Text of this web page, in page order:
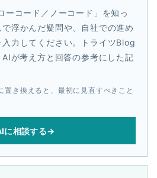
ーコード／ノーコード」を知っ
浮かんだ疑問や、自社での進め
力してください。トライツBlog
が考え方と回答の参考にした記
置き換えると、最初に見直すべきこと
に相談する→